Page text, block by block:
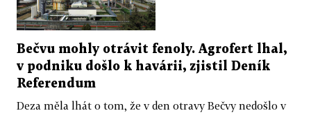
Bečvu mohly otrávit fenoly. Agrofert lhal,
v podniku došlo k havárii, zjistil Deník
Referendum
Deza měla lhát o tom, že v den otravy Bečvy nedošlo v